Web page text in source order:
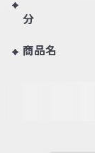
分
商品名